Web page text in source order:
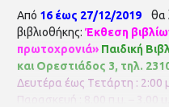
Από 16 έως 27/12/2019 θα
βιβλιοθήκης: Έκθεση
πρωτοχρονιά» Παιδική
και Ορεστιάδος 3, τηλ.
Δευτέρα έως Tετάρτη : 2:00
Παρασκευή : 8.00 π.μ. – 3.00